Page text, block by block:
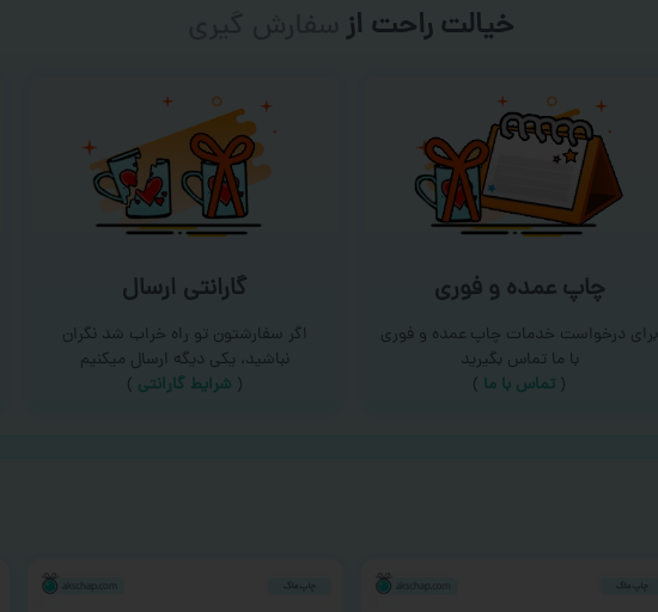
خیالت راحت از
چاپ عمده و فوری
برای درخواست خدمات چاپ عمده و فوری
با ما تماس بگیرید
( تماس با ما )
گارانتی ارسال
اگر سفارشتون تو راه خراب شد نگران
نباشید، یکی دیگه ارسال میکنیم
( شرایط گارانتی )